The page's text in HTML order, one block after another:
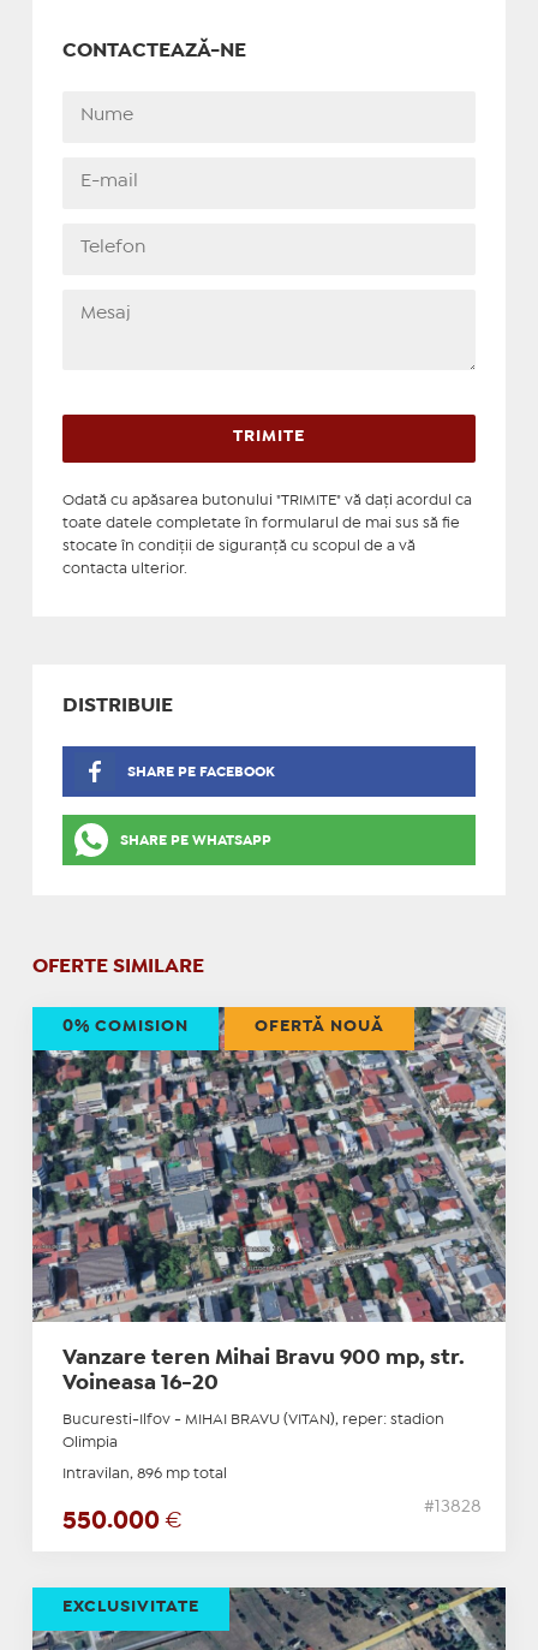
CONTACTEAZĂ-NE
Odată cu apăsarea butonului "TRIMITE" vă daţi acordul ca
toate datele completate în formularul de mai sus să fie
stocate în condiţii de siguranţă cu scopul de a vă
contacta ulterior.
DISTRIBUIE
SHARE PE FACEBOOK
SHARE PE WHATSAPP
OFERTE SIMILARE
Vanzare teren Mihai Bravu 900 mp, str.
Voineasa 16-20
Bucuresti-Ilfov - MIHAI BRAVU (VITAN), reper: stadion
Olimpia
Intravilan, 896 mp total
550.000 €
#13828
0% COMISION OFERTĂ NOUĂ
EXCLUSIVITATE